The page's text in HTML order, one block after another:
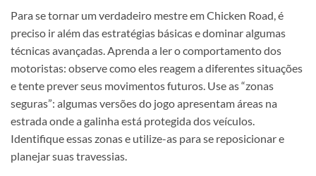
Para se tornar um verdadeiro mestre em Chicken Road, é
preciso ir além das estratégias básicas e dominar algumas
técnicas avançadas. Aprenda a ler o comportamento dos
motoristas: observe como eles reagem a diferentes situações
e tente prever seus movimentos futuros. Use as “zonas
seguras”: algumas versões do jogo apresentam áreas na
estrada onde a galinha está protegida dos veículos.
Identifique essas zonas e utilize-as para se reposicionar e
planejar suas travessias.